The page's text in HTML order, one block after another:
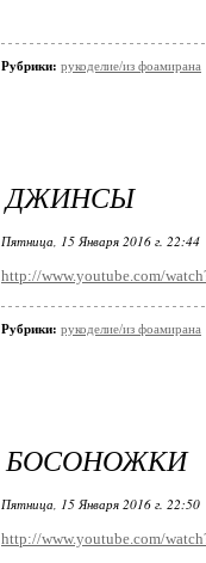
Рубрики: рукоделие/из фоамирана
ДЖИНСЫ
Пятница, 15 Января 2016 г. 22:44
http://www.youtube.com/
Рубрики: рукоделие/из фоамирана
БОСОНОЖКИ
Пятница, 15 Января 2016 г. 22:50
http://www.youtube.com/